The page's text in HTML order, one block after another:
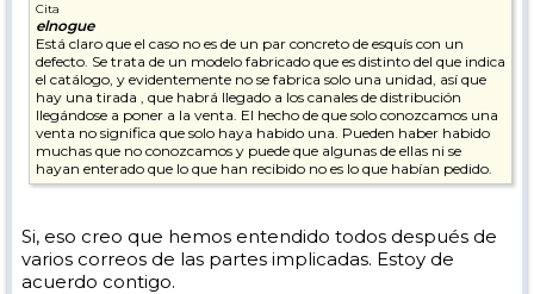
Cita
elnogue
Está claro que el caso no es de un par concreto de esquís con un
defecto. Se trata de un modelo fabricado que es distinto del que indica
el catálogo, y evidentemente no se fabrica solo una unidad, así que
hay una tirada , que habrá llegado a los canales de distribución
llegándose a poner a la venta. El hecho de que solo conozcamos una
venta no significa que solo haya habido una. Pueden haber habido
muchas que no conozcamos y puede que algunas de ellas ni se
hayan enterado que lo que han recibido no es lo que habían pedido.
Si, eso creo que hemos entendido todos después de
varios correos de las partes implicadas. Estoy de
acuerdo contigo.